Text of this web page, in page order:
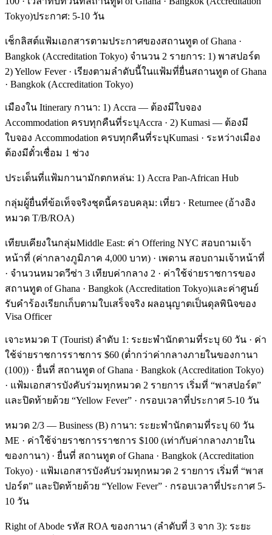
Tokyo)ประกาศ: 5-10 วัน
เช็กลิสต์แฟ้มเอกสารตามประกาศของสถานทูต of Ghana ·
Bangkok (Accreditation Tokyo) จำนวน 2 รายการ: 1) พาสปอร์ต
2) Yellow Fever · เรียงตามลำดับนี้ในแฟ้มที่ยื่นสถานทูต of Ghana
· Bangkok (Accreditation Tokyo)
เมืองใน Itinerary กานา: 1) Accra — ต้องมีใบจอง
Accommodation ครบทุกคืนที่ระบุAccra · 2) Kumasi — ต้องมี
ใบจอง Accommodation ครบทุกคืนที่ระบุKumasi · ระหว่างเมือง
ต้องมีตั๋วเชื่อม 1 ช่วง
ประเด็นที่แฟ้มกานามักตกหล่น: 1) Accra Pan-African Hub
กลุ่มผู้ยื่นที่ข้อเท็จจริงชุดนี้ครอบคลุม: เที่ยว · Returnee (อ้างอิง
หมวด T/B/ROA)
เทียบเคียงในกลุ่มMiddle East: ค่า Offering NYC สอบถามเจ้า
หน้าที่ (ค่ากลางภูมิภาค 4,000 บาท) · เพดาน สอบถามเจ้าหน้าที่
· จำนวนหมวดวีซ่า 3 เทียบค่ากลาง 2 · ค่าใช้จ่ายราชการของ
สถานทูต of Ghana · Bangkok (Accreditation Tokyo)และค่าศูนย์
รับคำร้องเรียกเก็บตามใบเสร็จจริง ผลอนุญาตเป็นดุลพินิจของ
Visa Officer
เจาะหมวด T (Tourist) ลำดับ 1: ระยะพำนักตามที่ระบุ 60 วัน · ค่า
ใช้จ่ายราชการราชการ $60 (ต่ำกว่าค่ากลางภายในของกานา
(100)) · ยื่นที่ สถานทูต of Ghana · Bangkok (Accreditation Tokyo)
· แฟ้มเอกสารบังคับร่วมทุกหมวด 2 รายการ เริ่มที่ “พาสปอร์ต”
และปิดท้ายด้วย “Yellow Fever” · กรอบเวลาที่ประกาศ 5-10 วัน
หมวด 2/3 — Business (B) กานา: ระยะพำนักตามที่ระบุ 60 วัน
ME · ค่าใช้จ่ายราชการราชการ $100 (เท่ากับค่ากลางภายใน
ของกานา) · ยื่นที่ สถานทูต of Ghana · Bangkok (Accreditation
Tokyo) · แฟ้มเอกสารบังคับร่วมทุกหมวด 2 รายการ เริ่มที่ “พาส
ปอร์ต” และปิดท้ายด้วย “Yellow Fever” · กรอบเวลาที่ประกาศ 5-
10 วัน
Right of Abode รหัส ROA ของกานา (ลำดับที่ 3 จาก 3): ระยะ